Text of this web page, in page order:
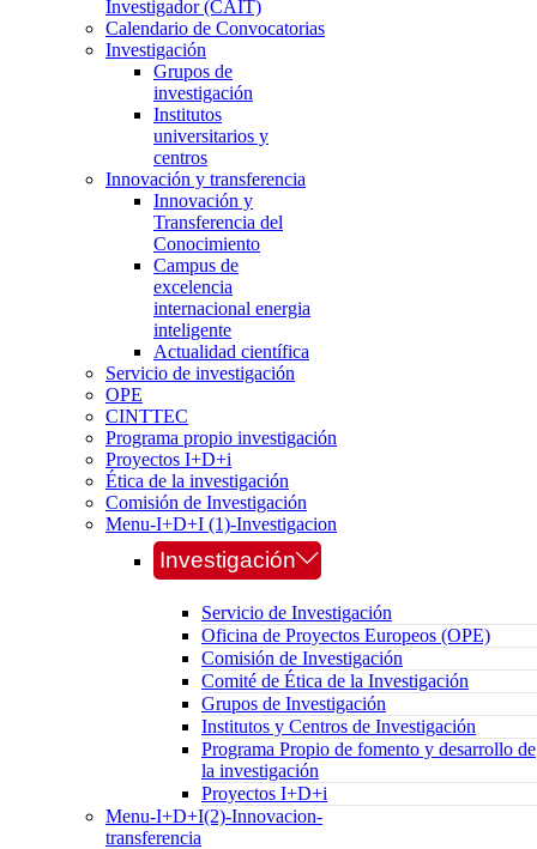
Investigador (CAIT)
Calendario de Convocatorias
Investigación
Grupos de
investigación
Institutos
universitarios y
centros
Innovación y transferencia
Innovación y
Transferencia del
Conocimiento
Campus de
excelencia
internacional energia
inteligente
Actualidad científica
Servicio de investigación
OPE
CINTTEC
Programa propio investigación
Proyectos I+D+i
Ética de la investigación
Comisión de Investigación
Menu-I+D+I (1)-Investigacion
Investigación
Servicio de Investigación
Oficina de Proyectos Europeos (OPE)
Comisión de Investigación
Comité de Ética de la Investigación
Grupos de Investigación
Institutos y Centros de Investigación
Programa Propio de fomento y desarrollo de
la investigación
Proyectos I+D+i
Menu-I+D+I(2)-Innovacion-
transferencia